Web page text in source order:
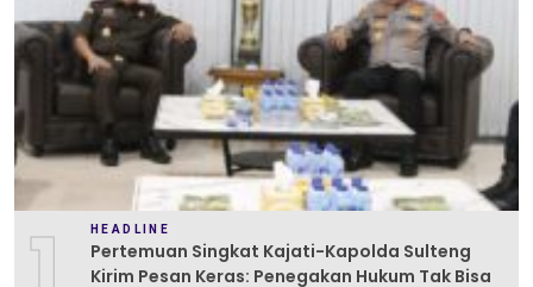
HEADLINE
Pertemuan Singkat Kajati-Kapolda Sulteng
Kirim Pesan Keras: Penegakan Hukum Tak Bisa